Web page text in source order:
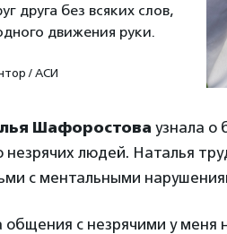
друга без всяких слов,
движения руки.
/ АСИ
Шафоростова узнала о
людей. Наталья
с ментальными
общения с незрячими у меня